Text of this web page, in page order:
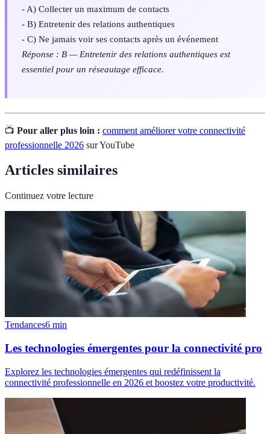
- A) Collecter un maximum de contacts
- B) Entretenir des relations authentiques
- C) Ne jamais voir ses contacts après un événement
Réponse : B — Entretenir des relations authentiques est
essentiel pour un réseautage efficace.
📺 Pour aller plus loin : comment améliorer votre connectivité
professionnelle 2026 sur YouTube
Articles similaires
Continuez votre lecture
Tendances6 min
Les technologies émergentes pour la connectivité pro
Explorez les technologies émergentes qui redéfinissent la
connectivité professionnelle en 2026 et boostez votre productivité.